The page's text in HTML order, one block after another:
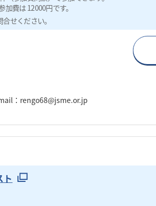
費は 12000円です。
せください。
：rengo68@jsme.or.jp
ト